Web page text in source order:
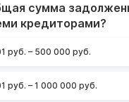
сумма
кредиторами?
руб. – 500 000 руб.
руб. – 1 000 000 руб.